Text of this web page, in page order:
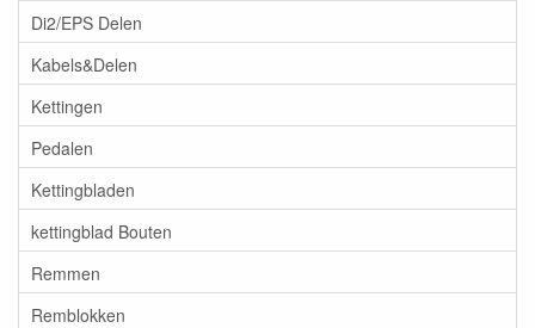
Di2/EPS Delen
Kabels&Delen
Kettingen
Pedalen
Kettingbladen
kettingblad Bouten
Remmen
Remblokken